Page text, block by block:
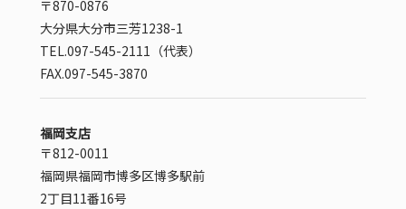
〒870-0876
大分県大分市三芳1238-1
TEL.097-545-2111（代表）
FAX.097-545-3870
福岡支店
〒812-0011
福岡県福岡市博多区博多駅前
2丁目11番16号